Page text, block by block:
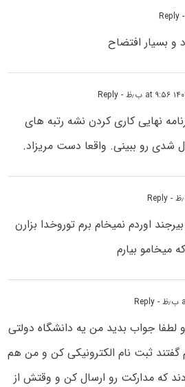
-
و بسیار افتضاح
- Reply
نهایی کاری کردن نشه رتبه های
شدی رو ببینی. واقعا دست مریزاد.
- Reply
اوردم نمیخام برم توروخدا بزارن
میخامو بیارم
- Reply
لطفا جواب بدید من یه دانشگاه دولتی
گفتند ثبت نام الکترونیکی کن و من هم
که مدارکت رو ارسال کن و وقتش از